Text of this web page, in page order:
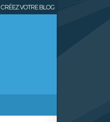
CRÉEZ VOTRE BLOG